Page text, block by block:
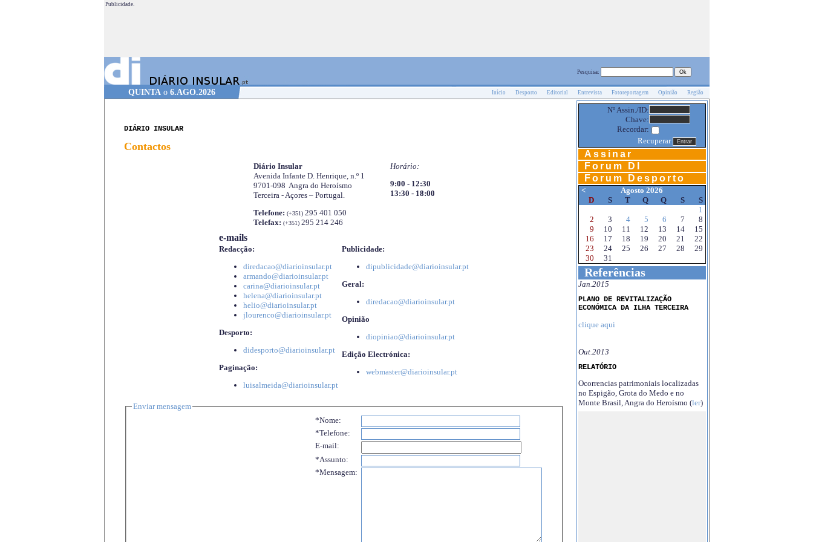
Publicidade.
Pesquisa:
QUINTA o 6.AGO.2026 Início Desporto Editorial Entrevista Fotoreportagem Opinião Região
DIÁRIO INSULAR
Contactos
Diário Insular
Avenida Infante D. Henrique, n.º 1
9701-098 Angra do Heroísmo
Terceira - Açores – Portugal.
Telefone: (+351)295 401 050
Telefax: (+351)295 214 246
Horário:
9:00 - 12:30
13:30 - 18:00
e-mails
Redacção:
diredacao@diarioinsular.pt
armando@diarioinsular.pt
carina@diarioinsular.pt
helena@diarioinsular.pt
helio@diarioinsular.pt
jlourenco@diarioinsular.pt
Desporto:
didesporto@diarioinsular.pt
Paginação:
luisalmeida@diarioinsular.pt
Publicidade:
dipublicidade@diarioinsular.pt
Geral:
diredacao@diarioinsular.pt
Opinião
diopiniao@diarioinsular.pt
Edição Electrónica:
webmaster@diarioinsular.pt
Enviar mensagem
*Nome:
*Telefone:
E-mail:
*Assunto:
*Mensagem:
Nº Assin./ID:
Chave:
Recordar:
Recuperar
Assinar
Forum DI
Forum Desporto
<
Agosto 2026
D
S T Q Q S
S
1
2
3 4 5 6 7
8
9
10 11 12 13 14
15
16
17 18 19 20 21
22
23
24 25 26 27 28
29
30
31
Referências
Jan.2015
PLANO DE REVITALIZAÇÃO
ECONÓMICA DA ILHA TERCEIRA
clique aqui
Out.2013
RELATÓRIO
Ocorrencias patrimoniais localizadas
no Espigão, Grota do Medo e no
Monte Brasil, Angra do Heroísmo (ler)